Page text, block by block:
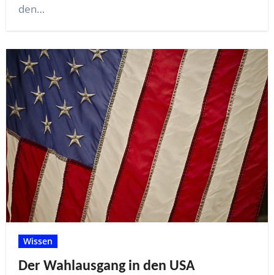
den…
Wissen
Der Wahlausgang in den USA